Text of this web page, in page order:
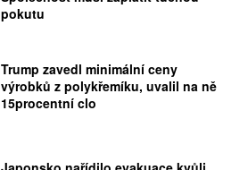
pokutu
Trump zavedl minimální ceny
výrobků z polykřemíku, uvalil na ně
15procentní clo